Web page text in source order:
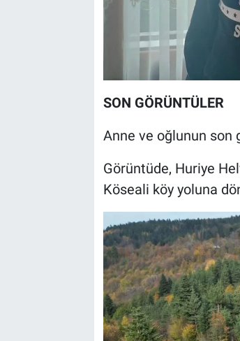
SON GÖRÜNTÜLER
Anne ve oğlunun son
Görüntüde, Huriye
Köseali köy yoluna